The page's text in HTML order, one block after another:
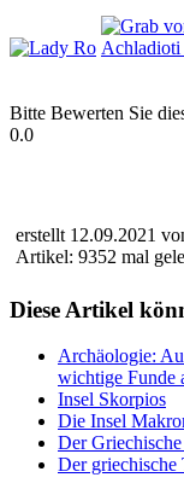
Bitte Bewerten Sie
0.0
erstellt 12.09.2021
Artikel: 9352 mal
Diese Artikel
Archäologie:
wichtige Funde
Insel Skorpios
Die Insel
Der
Der griechische